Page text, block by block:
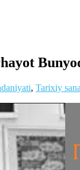
, Tarixiy sana